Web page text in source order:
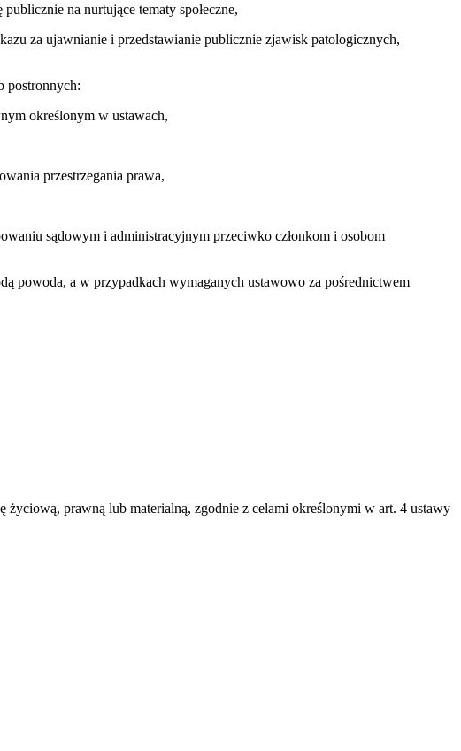
na nurtujące tematy społeczne,
za ujawnianie i przedstawianie publicznie zjawisk patologicznych,
postronnych:
określonym w ustawach,
przestrzegania prawa,
sądowym i administracyjnym przeciwko członkom i osobom
powoda, a w przypadkach wymaganych ustawowo za pośrednictwem
życiową, prawną lub materialną, zgodnie z celami określonymi w art. 4 ustawy